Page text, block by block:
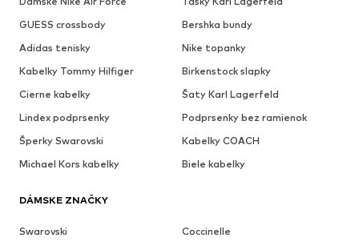
GUESS crossbody
Bershka bundy
Adidas tenisky
Nike topanky
Kabelky Tommy Hilfiger
Birkenstock slapky
Cierne kabelky
Šaty Karl Lagerfeld
Lindex podprsenky
Podprsenky bez ramienok
Šperky Swarovski
Kabelky COACH
Michael Kors kabelky
Biele kabelky
DÁMSKE ZNAČKY
Swarovski
Coccinelle